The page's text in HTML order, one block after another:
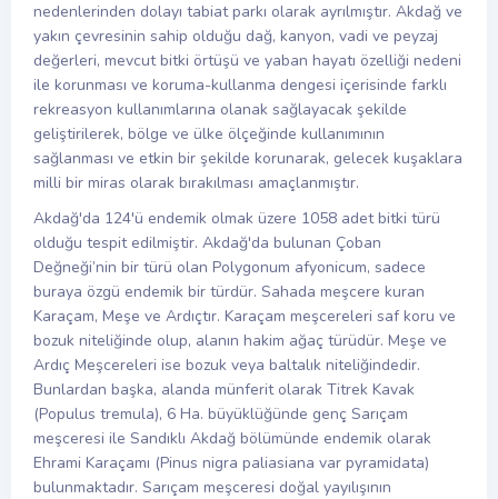
nedenlerinden dolayı tabiat parkı olarak ayrılmıştır. Akdağ ve
yakın çevresinin sahip olduğu dağ, kanyon, vadi ve peyzaj
değerleri, mevcut bitki örtüşü ve yaban hayatı özelliği nedeni
ile korunması ve koruma-kullanma dengesi içerisinde farklı
rekreasyon kullanımlarına olanak sağlayacak şekilde
geliştirilerek, bölge ve ülke ölçeğinde kullanımının
sağlanması ve etkin bir şekilde korunarak, gelecek kuşaklara
milli bir miras olarak bırakılması amaçlanmıştır.
Akdağ'da 124'ü endemik olmak üzere 1058 adet bitki türü
olduğu tespit edilmiştir. Akdağ'da bulunan Çoban
Değneği’nin bir türü olan Polygonum afyonicum, sadece
buraya özgü endemik bir türdür. Sahada meşcere kuran
Karaçam, Meşe ve Ardıçtır. Karaçam meşcereleri saf koru ve
bozuk niteliğinde olup, alanın hakim ağaç türüdür. Meşe ve
Ardıç Meşcereleri ise bozuk veya baltalık niteliğindedir.
Bunlardan başka, alanda münferit olarak Titrek Kavak
(Populus tremula), 6 Ha. büyüklüğünde genç Sarıçam
meşceresi ile Sandıklı Akdağ bölümünde endemik olarak
Ehrami Karaçamı (Pinus nigra paliasiana var pyramidata)
bulunmaktadır. Sarıçam meşceresi doğal yayılışının